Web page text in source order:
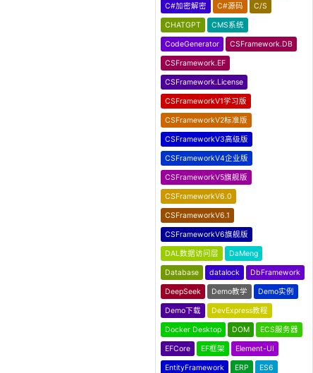
C#加密解密 C#源码 C/S
CHATGPT CMS系统
CodeGenerator CSFramework.DB
CSFramework.EF
CSFramework.License
CSFrameworkV1学习版
CSFrameworkV2标准版
CSFrameworkV3高级版
CSFrameworkV4企业版
CSFrameworkV5旗舰版
CSFrameworkV6.0
CSFrameworkV6.1
CSFrameworkV6旗舰版
DAL数据访问层 DaMeng
Database datalock DbFramework
DeepSeek Demo教学 Demo实例
Demo下载 DevExpress教程
Docker Desktop DOM ECS服务器
EFCore EF框架 Element-UI
EntityFramework ERP ES6